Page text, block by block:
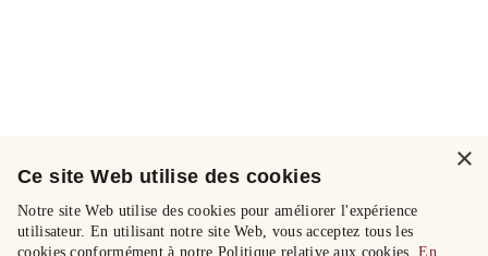
×
Ce site Web utilise des cookies
Notre site Web utilise des cookies pour améliorer l'expérience
utilisateur. En utilisant notre site Web, vous acceptez tous les
cookies conformément à notre Politique relative aux cookies.En